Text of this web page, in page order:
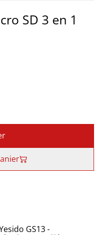
SD 3 en 1
GS13 -